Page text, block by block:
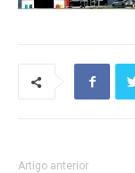
Artigo anterior